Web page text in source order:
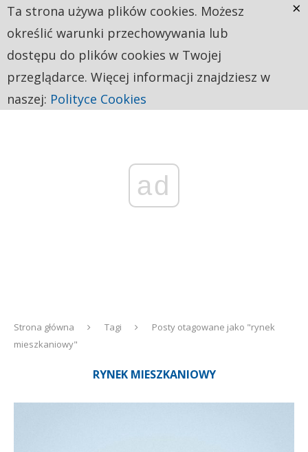
ad
Strona główna Tagi
Posty otagowane jako "rynek
mieszkaniowy"
RYNEK MIESZKANIOWY
Ta strona używa plików cookies. Możesz
określić warunki przechowywania lub
dostępu do plików cookies w Twojej
przeglądarce. Więcej informacji znajdziesz w
naszej: Polityce Cookies
×